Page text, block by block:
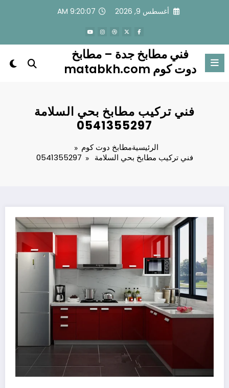
أغسطس 9, 2026 9:20:07 AM
فني مطابخ جدة – مطابخ
دوت كوم matabkh.com
فني تركيب مطابخ بحي السلامة
0541355297
الرئيسيةمطابخ دوت كوم
فني تركيب مطابخ بحي السلامة 0541355297